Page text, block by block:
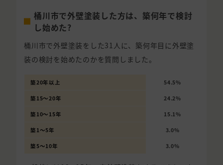
桶川市で外壁塗装した方は、築何年で検討
し始めた?
桶川市で外壁塗装をした31人に、築何年目に外壁塗
装の検討を始めたのかを質問しました。
築20年以上 54.5%
築15〜20年 24.2%
築10〜15年 15.1%
築1〜5年 3.0%
築5〜10年 3.0%